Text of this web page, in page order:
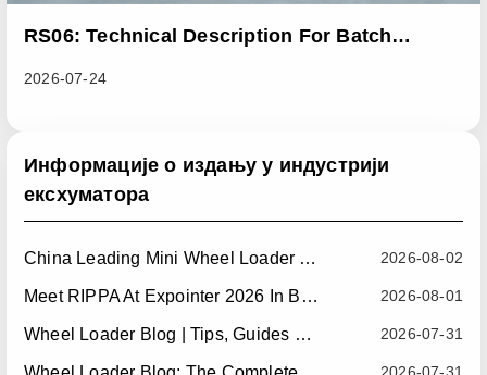
RS06: Technical Description For Batch
2026-07-24
Информације о издању у индустрији
ексхуматора
2026-08-02
China Leading Mini Wheel Loader Supplier: Reliable Compact Wheel Loaders For Global Markets
2026-08-01
Meet RIPPA At Expointer 2026 In Brazil
2026-07-31
Wheel Loader Blog | Tips, Guides & Attachments